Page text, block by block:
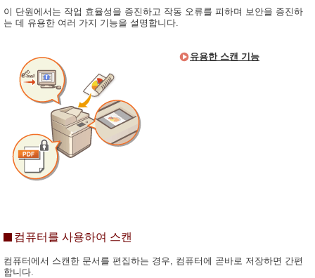
이 단원에서는 작업 효율성을 증진하고 작동 오류를 피하며 보안을 증진하
는 데 유용한 여러 가지 기능을 설명합니다.
유용한 스캔 기능
컴퓨터를 사용하여 스캔
컴퓨터에서 스캔한 문서를 편집하는 경우, 컴퓨터에 곧바로 저장하면 간편
합니다.